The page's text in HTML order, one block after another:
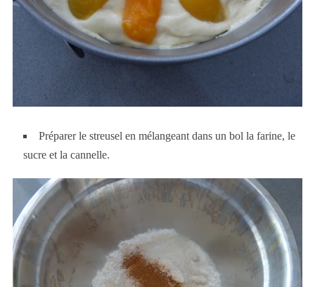
Préparer le streusel en mélangeant dans un bol la farine, le
sucre et la cannelle.